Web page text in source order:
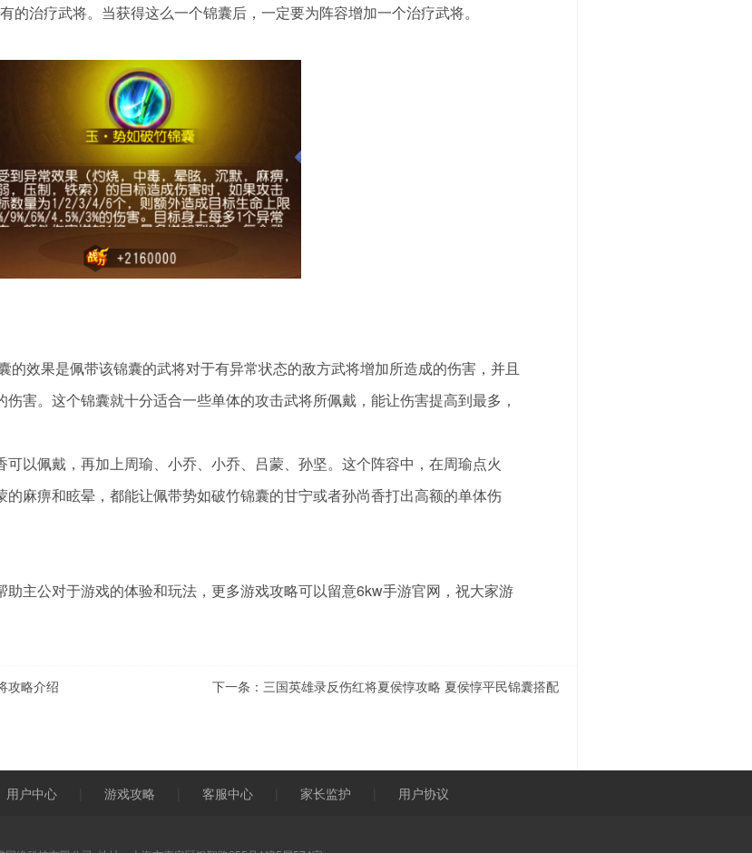
的治疗武将。当获得这么一个锦囊后，一定要为阵容增加一个治疗武将。
的效果是佩带该锦囊的武将对于有异常状态的敌方武将增加所造成的伤害，并且
害。这个锦囊就十分适合一些单体的攻击武将所佩戴，能让伤害提高到最多，
以佩戴，再加上周瑜、小乔、小乔、吕蒙、孙坚。这个阵容中，在周瑜点火
麻痹和眩晕，都能让佩带势如破竹锦囊的甘宁或者孙尚香打出高额的单体伤
主公对于游戏的体验和玩法，更多游戏攻略可以留意6kw手游官网，祝大家游
攻略介绍 下一条： 三国英雄录反伤红将夏侯惇攻略 夏侯惇平民锦囊搭配
用户中心 游戏攻略 客服中心 家长监护 用户协议